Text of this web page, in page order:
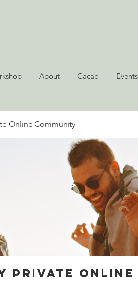
About Cacao Events
Online Community
Private Online